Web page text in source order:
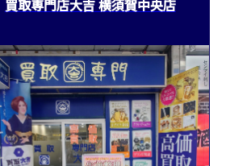
買取専門店大吉 横須賀中央店